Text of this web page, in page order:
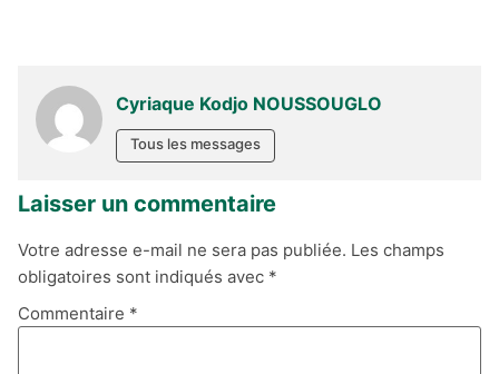
Cyriaque Kodjo NOUSSOUGLO
Tous les messages
Laisser un commentaire
Votre adresse e-mail ne sera pas publiée. Les champs
obligatoires sont indiqués avec *
Commentaire *